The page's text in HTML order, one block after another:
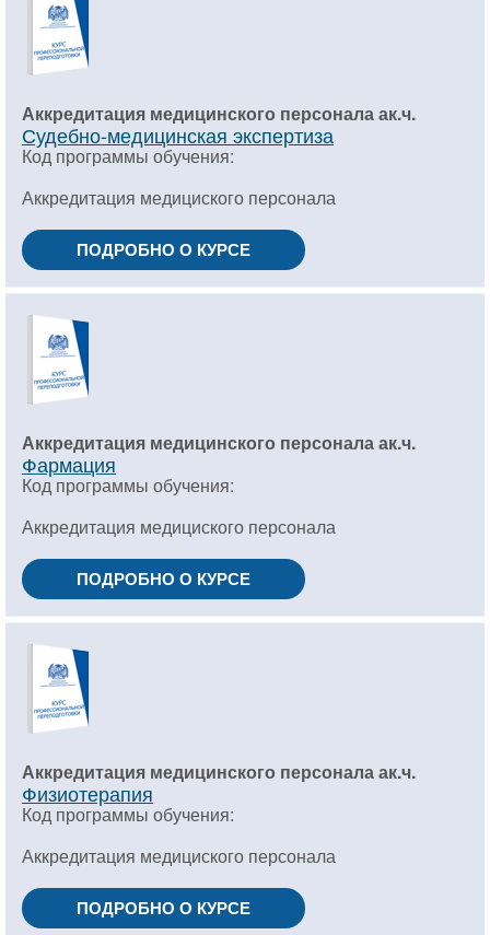
Аккредитация медицинского персонала ак.ч.
Судебно-медицинская экспертиза
Код программы обучения:
Аккредитация медициского персонала
ПОДРОБНО О КУРСЕ
Аккредитация медицинского персонала ак.ч.
Фармация
Код программы обучения:
Аккредитация медициского персонала
ПОДРОБНО О КУРСЕ
Аккредитация медицинского персонала ак.ч.
Физиотерапия
Код программы обучения:
Аккредитация медициского персонала
ПОДРОБНО О КУРСЕ